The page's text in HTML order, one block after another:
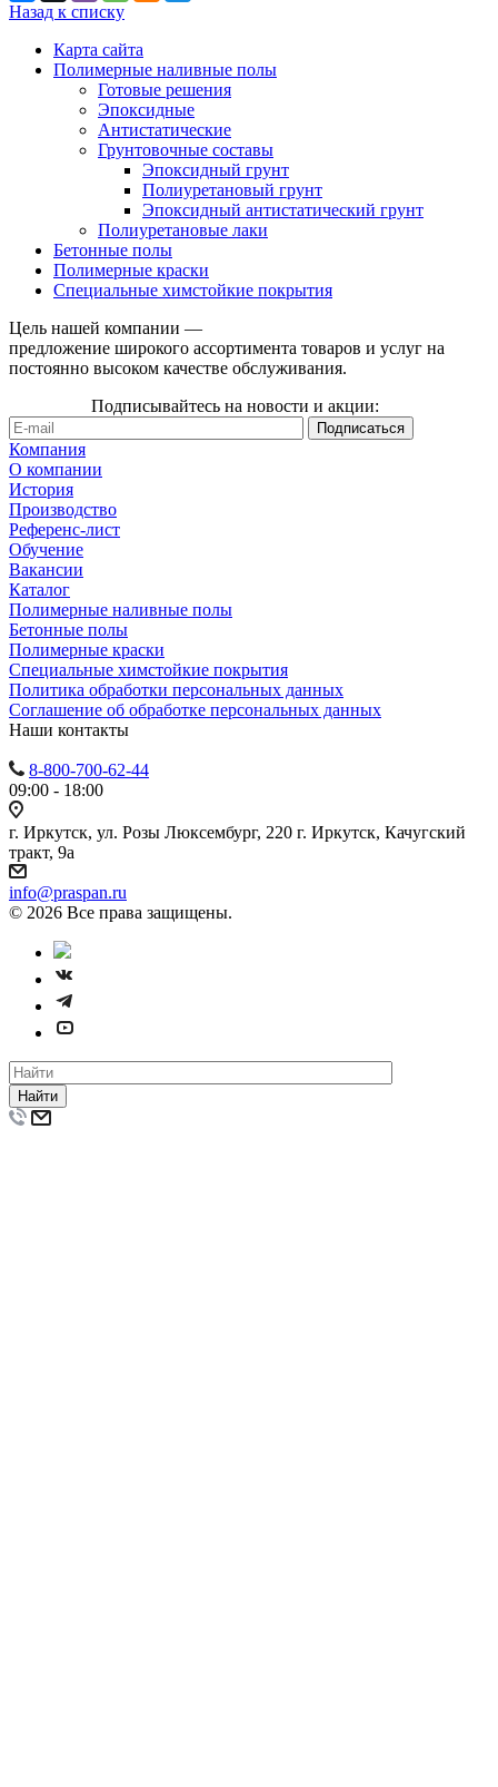
Назад к списку
Карта сайта
Полимерные наливные полы
Готовые решения
Эпоксидные
Антистатические
Грунтовочные составы
Эпоксидный грунт
Полиуретановый грунт
Эпоксидный антистатический грунт
Полиуретановые лаки
Бетонные полы
Полимерные краски
Специальные химстойкие покрытия
Цель нашей компании —
предложение широкого ассортимента товаров и услуг на
постоянно высоком качестве обслуживания.
Подписывайтесь на новости и акции:
Компания
О компании
История
Производство
Референс-лист
Обучение
Вакансии
Каталог
Полимерные наливные полы
Бетонные полы
Полимерные краски
Специальные химстойкие покрытия
Политика обработки персональных данных
Cоглашение об обработке персональных данных
Наши контакты
8-800-700-62-44
09:00 - 18:00
г. Иркутск, ул. Розы Люксембург, 220 г. Иркутск, Качугский
тракт, 9а
info@praspan.ru
© 2026 Все права защищены.
Найти